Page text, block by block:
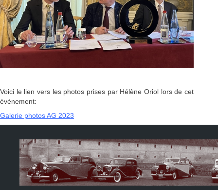
Voici le lien vers les photos prises par Hélène Oriol lors de cet
événement:
Galerie photos AG 2023